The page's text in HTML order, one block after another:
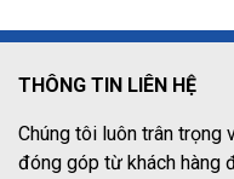
THÔNG TIN LIÊN HỆ
Chúng tôi luôn trân trọng
đóng góp từ khách hàng